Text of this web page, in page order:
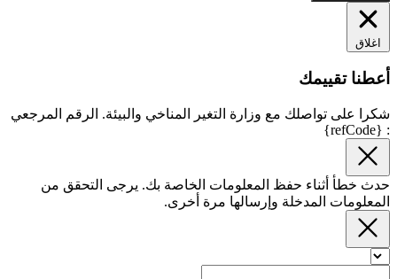
اغلاق
أعطنا تقييمك
شكرا على تواصلك مع وزارة التغير المناخي والبيئة. الرقم المرجعي
: {refCode}
حدث خطأ أثناء حفظ المعلومات الخاصة بك. يرجى التحقق من
المعلومات المدخلة وإرسالها مرة أخرى.